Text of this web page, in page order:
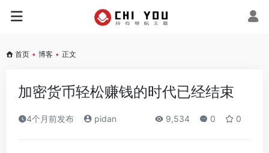
首页 • 博客 • 正文
加密货币轻松赚钱的时代已经结束
4个月前发布 pidan 9,534 0 0